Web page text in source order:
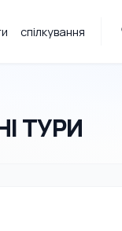
спілкування
ТУРИ